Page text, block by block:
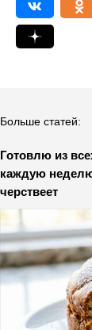
Больше статей:
Готовлю из
каждую
черствеет